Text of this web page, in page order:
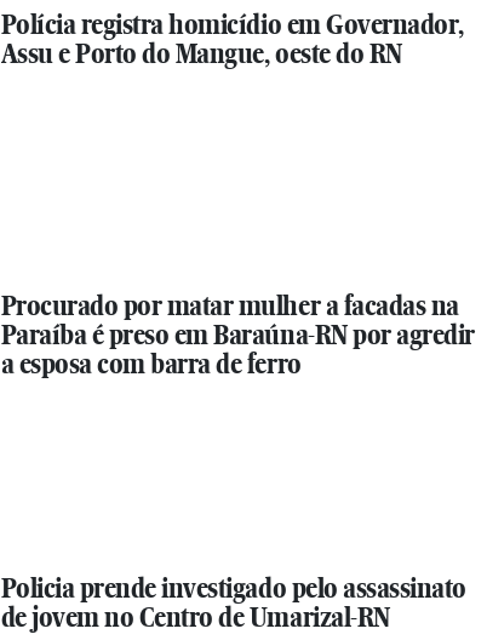
Polícia registra homicídio em Governador,
Assu e Porto do Mangue, oeste do RN
Procurado por matar mulher a facadas na
Paraíba é preso em Baraúna-RN por agredir
a esposa com barra de ferro
Policia prende investigado pelo assassinato
de jovem no Centro de Umarizal-RN